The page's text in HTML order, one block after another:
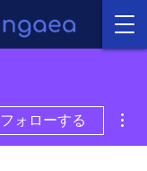
フォローする